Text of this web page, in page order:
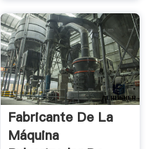
Fabricante De La
Máquina